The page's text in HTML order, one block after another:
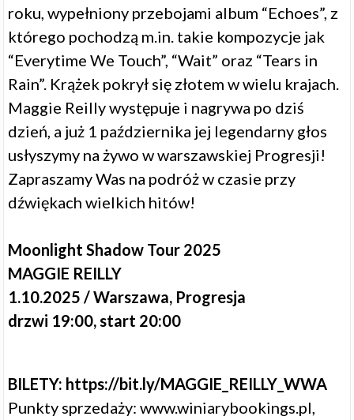
roku, wypełniony przebojami album “Echoes”, z
którego pochodzą m.in. takie kompozycje jak
“Everytime We Touch”, “Wait” oraz “Tears in
Rain”. Krążek pokrył się złotem w wielu krajach.
Maggie Reilly występuje i nagrywa po dziś
dzień, a już 1 października jej legendarny głos
usłyszymy na żywo w warszawskiej Progresji!
Zapraszamy Was na podróż w czasie przy
dźwiękach wielkich hitów!
Moonlight Shadow Tour 2025
MAGGIE REILLY
1.10.2025 / Warszawa, Progresja
drzwi 19:00, start 20:00
BILETY: https://bit.ly/MAGGIE_REILLY_WWA
Punkty sprzedaży: www.winiarybookings.pl,